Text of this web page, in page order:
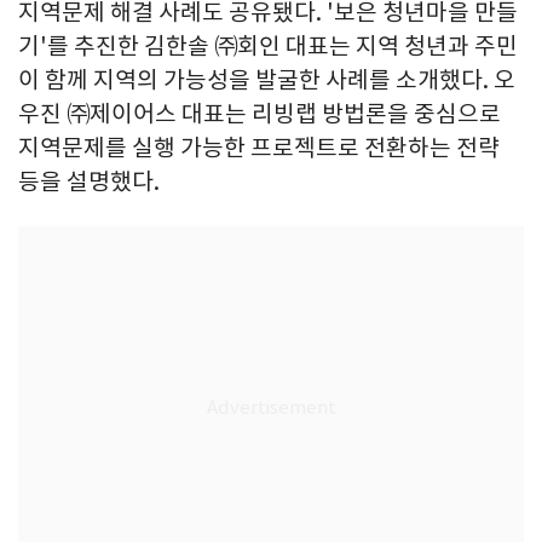
지역문제 해결 사례도 공유됐다. '보은 청년마을 만들
기'를 추진한 김한솔 ㈜회인 대표는 지역 청년과 주민
이 함께 지역의 가능성을 발굴한 사례를 소개했다. 오
우진 ㈜제이어스 대표는 리빙랩 방법론을 중심으로
지역문제를 실행 가능한 프로젝트로 전환하는 전략
등을 설명했다.